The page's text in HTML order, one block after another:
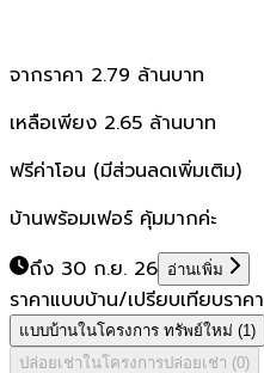
จากราคา 2.79 ล้านบาท
เหลือเพียง 2.65 ล้านบาท
ฟรีค่าโอน (มีส่วนลดเพิ่มเติม)
บ้านพร้อมเฟอร์ คุ้มมากค่ะ
ถึง 30 ก.ย. 26 อ่านเพิ่ม
ราคาแบบบ้าน/เปรียบเทียบราคา
แบบบ้านในโครงการ ทรัพย์ใหม่ (1 )
ปล่อยเช่าในโครงการปล่อยเช่า (0)